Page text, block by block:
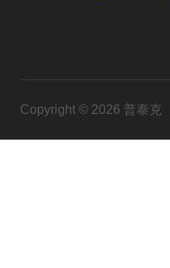
Copyright © 2026 普泰克